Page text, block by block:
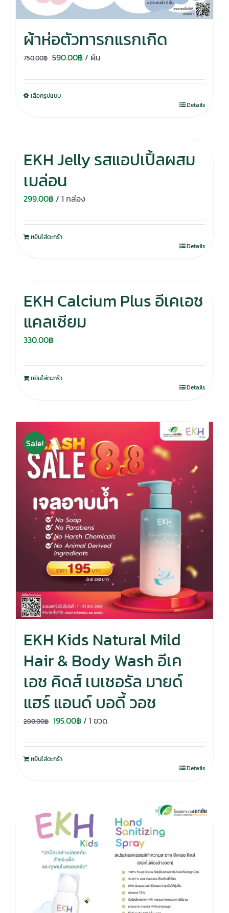
ผ้าห่อตัวทารกแรกเกิด
750.00฿ Original
was:
750.00฿.
590.00฿Current
is:
/ ผืน
เลือกรูปแบบ
Details
EKH Jelly รสแอปเปิ้ลผสม
เมล่อน
299.00฿/ 1 กล่อง
หยิบใส่ตะกร้า
Details
EKH Calcium Plus อีเคเอช
แคลเซียม
330.00฿
หยิบใส่ตะกร้า
Details
Sale!
EKH Kids Natural Mild
Hair & Body Wash อีเค
เอช คิดส์ เนเชอรัล มายด์
แฮร์ แอนด์ บอดี้ วอช
280.00฿ Original
was:
280.00฿.
195.00฿Current
is:
/ 1 ขวด
หยิบใส่ตะกร้า
Details